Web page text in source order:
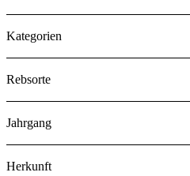
Kategorien
Rebsorte
Jahrgang
Herkunft